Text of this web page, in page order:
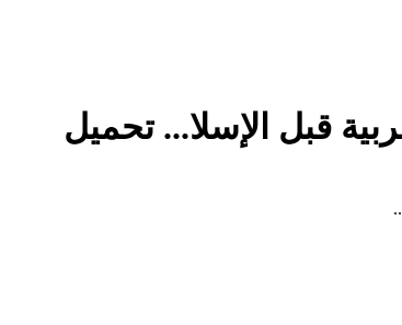
قبل الإسلا... تحميل